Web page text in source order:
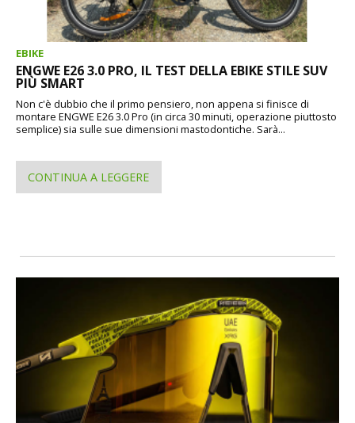
EBIKE
ENGWE E26 3.0 PRO, IL TEST DELLA EBIKE STILE SUV
PIÙ SMART
Non c'è dubbio che il primo pensiero, non appena si finisce di
montare ENGWE E26 3.0 Pro (in circa 30 minuti, operazione piuttosto
semplice) sia sulle sue dimensioni mastodontiche. Sarà...
CONTINUA A LEGGERE